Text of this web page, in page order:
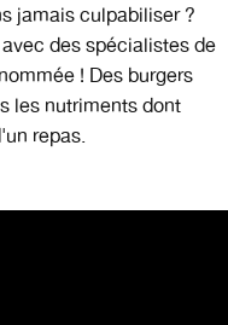
jamais culpabiliser ?
des spécialistes de
! Des burgers
les nutriments dont
repas.